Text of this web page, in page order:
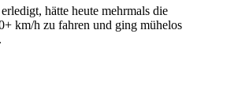
hätte heute mehrmals die
km/h zu fahren und ging mühelos